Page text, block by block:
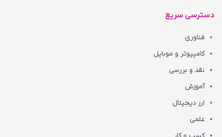
دسترسی سریع
فناوری
کامپیوتر و موبایل
نقد و بررسی
آموزش
ارز دیجیتال
علمی